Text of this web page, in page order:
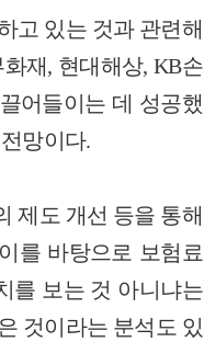
고 있는 것과 관련해
재, 현대해상, KB손
어들이는 데 성공했
망이다.
제도 개선 등을 통해
를 바탕으로 보험료
를 보는 것 아니냐는
것이라는 분석도 있